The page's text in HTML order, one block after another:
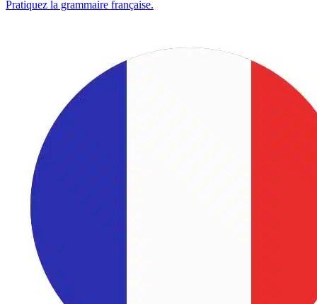
Pratiquez la grammaire française.